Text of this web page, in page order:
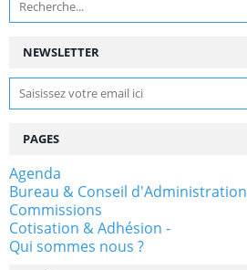
NEWSLETTER
PAGES
Agenda
Bureau & Conseil d'Administration
Commissions
Cotisation & Adhésion -
Qui sommes nous ?